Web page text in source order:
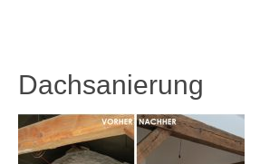
Dachsanierung